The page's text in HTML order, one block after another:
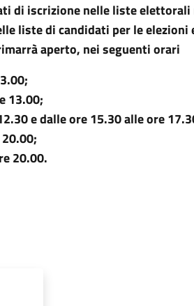
di iscrizione nelle liste
liste di candidati per le elezioni
aperto, nei seguenti orari
13.00;
e dalle ore 15.30 alle ore
20.00.